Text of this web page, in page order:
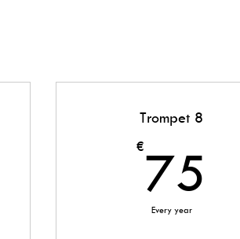
Trompet 8
€75
Every year